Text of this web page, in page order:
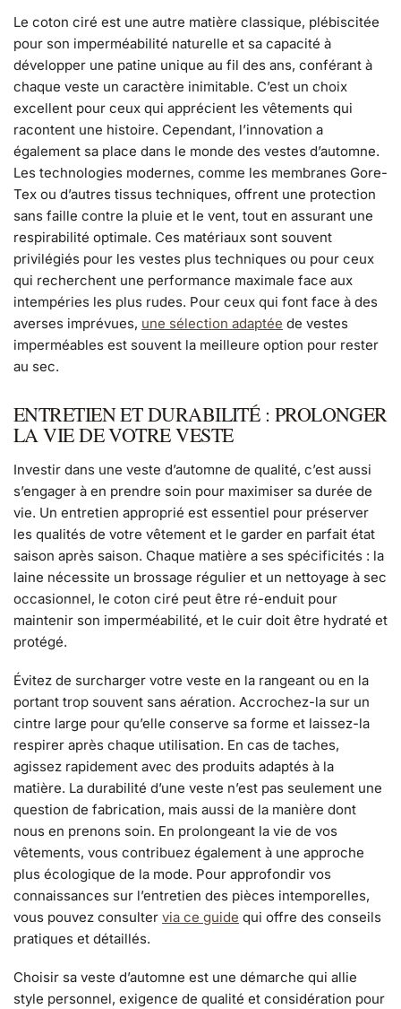
Le coton ciré est une autre matière classique, plébiscitée
pour son imperméabilité naturelle et sa capacité à
développer une patine unique au fil des ans, conférant à
chaque veste un caractère inimitable. C’est un choix
excellent pour ceux qui apprécient les vêtements qui
racontent une histoire. Cependant, l’innovation a
également sa place dans le monde des vestes d’automne.
Les technologies modernes, comme les membranes Gore-
Tex ou d’autres tissus techniques, offrent une protection
sans faille contre la pluie et le vent, tout en assurant une
respirabilité optimale. Ces matériaux sont souvent
privilégiés pour les vestes plus techniques ou pour ceux
qui recherchent une performance maximale face aux
intempéries les plus rudes. Pour ceux qui font face à des
averses imprévues, une sélection adaptée de vestes
imperméables est souvent la meilleure option pour rester
au sec.
ENTRETIEN ET DURABILITÉ : PROLONGER
LA VIE DE VOTRE VESTE
Investir dans une veste d’automne de qualité, c’est aussi
s’engager à en prendre soin pour maximiser sa durée de
vie. Un entretien approprié est essentiel pour préserver
les qualités de votre vêtement et le garder en parfait état
saison après saison. Chaque matière a ses spécificités : la
laine nécessite un brossage régulier et un nettoyage à sec
occasionnel, le coton ciré peut être ré-enduit pour
maintenir son imperméabilité, et le cuir doit être hydraté et
protégé.
Évitez de surcharger votre veste en la rangeant ou en la
portant trop souvent sans aération. Accrochez-la sur un
cintre large pour qu’elle conserve sa forme et laissez-la
respirer après chaque utilisation. En cas de taches,
agissez rapidement avec des produits adaptés à la
matière. La durabilité d’une veste n’est pas seulement une
question de fabrication, mais aussi de la manière dont
nous en prenons soin. En prolongeant la vie de vos
vêtements, vous contribuez également à une approche
plus écologique de la mode. Pour approfondir vos
connaissances sur l’entretien des pièces intemporelles,
vous pouvez consulter via ce guide qui offre des conseils
pratiques et détaillés.
Choisir sa veste d’automne est une démarche qui allie
style personnel, exigence de qualité et considération pour